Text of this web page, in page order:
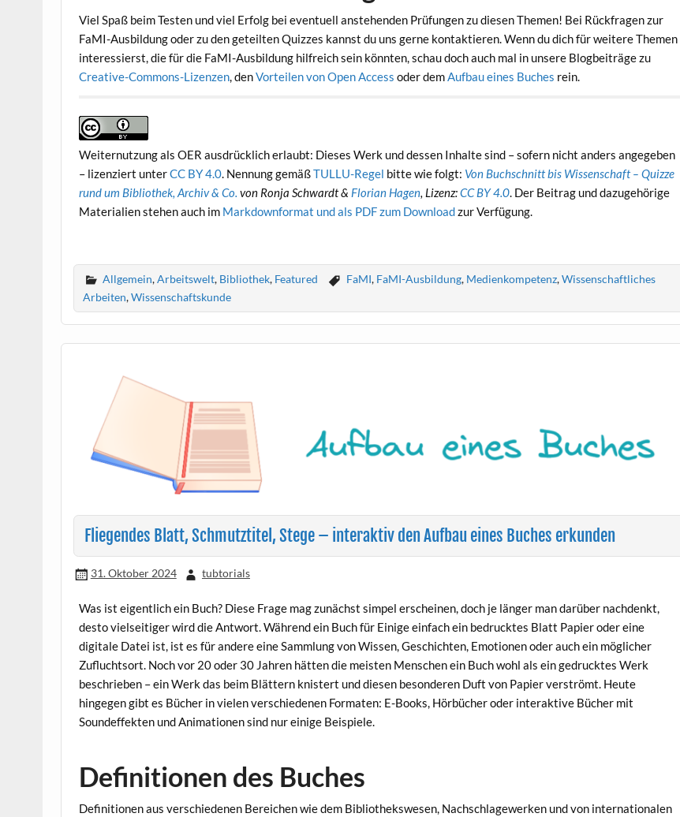
Viel Spaß beim Testen und viel Erfolg bei eventuell anstehenden Prüfungen zu diesen Themen! Bei Rückfragen zur
FaMI-Ausbildung oder zu den geteilten Quizzes kannst du uns gerne kontaktieren. Wenn du dich für weitere Themen
interessierst, die für die FaMI-Ausbildung hilfreich sein könnten, schau doch auch mal in unsere Blogbeiträge zu
Creative-Commons-Lizenzen, denVorteilen von Open Access oder demAufbau eines Buches rein.
Weiternutzung als OER ausdrücklich erlaubt: Dieses Werk und dessen Inhalte sind – sofern nicht anders angegeben
– lizenziert unterCC BY 4.0. Nennung gemäßTULLU-Regel bitte wie folgt: Von Buchschnitt bis Wissenschaft – Quizze
rund um Bibliothek, Archiv & Co. von Ronja Schwardt & Florian Hagen, Lizenz:CC BY 4.0. Der Beitrag und dazugehörige
Materialien stehen auch im Markdownformat und als PDF zum Downloadzur Verfügung.
Allgemein,Arbeitswelt, Bibliothek, Featured FaMI, FaMI-Ausbildung, Medienkompetenz,Wissenschaftliches
Arbeiten,Wissenschaftskunde
Fliegendes Blatt, Schmutztitel, Stege – interaktiv den Aufbau eines Buches erkunden
31. Oktober 2024 tubtorials
Was ist eigentlich ein Buch? Diese Frage mag zunächst simpel erscheinen, doch je länger man darüber nachdenkt,
desto vielseitiger wird die Antwort. Während ein Buch für Einige einfach ein bedrucktes Blatt Papier oder eine
digitale Datei ist, ist es für andere eine Sammlung von Wissen, Geschichten, Emotionen oder auch ein möglicher
Zufluchtsort. Noch vor 20 oder 30 Jahren hätten die meisten Menschen ein Buch wohl als ein gedrucktes Werk
beschrieben – ein Werk das beim Blättern knistert und diesen besonderen Duft von Papier verströmt. Heute
hingegen gibt es Bücher in vielen verschiedenen Formaten: E-Books, Hörbücher oder interaktive Bücher mit
Soundeffekten und Animationen sind nur einige Beispiele.
Definitionen des Buches
Definitionen aus verschiedenen Bereichen wie dem Bibliothekswesen, Nachschlagewerken und von internationalen